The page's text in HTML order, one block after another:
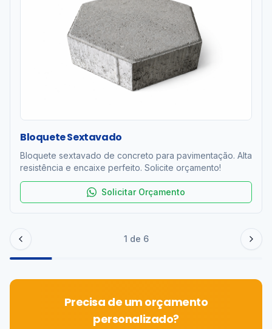
Bloquete Sextavado
Bloquete sextavado de concreto para pavimentação. Alta
resistência e encaixe perfeito. Solicite orçamento!
Solicitar Orçamento
1 de 6
Precisa de um orçamento
personalizado?